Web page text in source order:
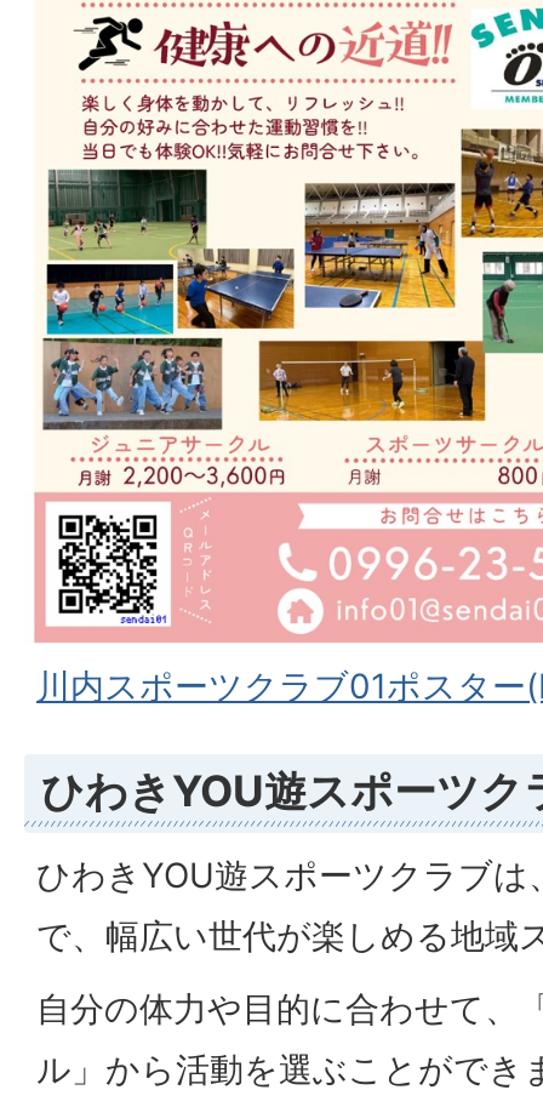
川内スポーツクラブ01ポスター
ひわきYOU遊スポーツク
ひわきYOU遊スポーツクラブは
で、幅広い世代が楽しめる地域
自分の体力や目的に合わせて、
ル」から活動を選ぶことができ